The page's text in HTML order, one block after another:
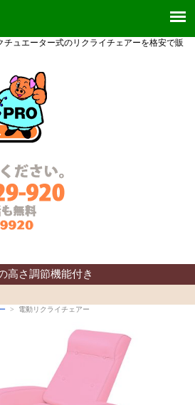
ュエーター式のリクライチェアーを格安で販
高さ調節機能付き
> 電動リクライチェアー